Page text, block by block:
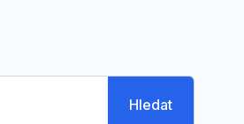
Hledat